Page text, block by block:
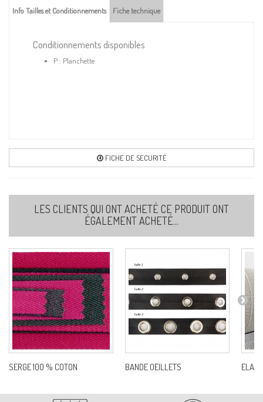
Info Tailles et Conditionnements Fiche technique
Conditionnements disponibles
P : Planchette
FICHE DE SECURITÉ
LES CLIENTS QUI ONT ACHETÉ CE PRODUIT ONT
ÉGALEMENT ACHETÉ...
SERGE 100 % COTON BANDE OEILLETS